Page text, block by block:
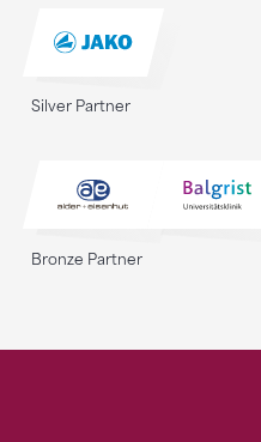
Silver Partner
Bronze Partner